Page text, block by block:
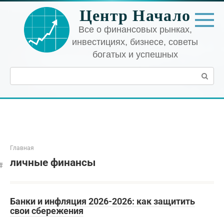
Перейти
контенту
Центр Начало
Все о финансовых рынках,
инвестициях, бизнесе, советы
богатых и успешных
Поиск:
Главная
личные финансы
Банки и инфляция 2026-2026: как защитить
свои сбережения